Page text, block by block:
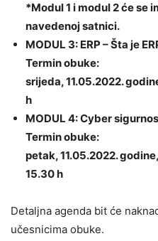
*Modul 1 i modul 2 će se
navedenoj satnici.
MODUL 3: ERP – Šta je
Termin obuke:
srijeda, 11.05.2022.
h
MODUL 4: Cyber
Termin obuke:
petak, 11.05.2022.
15.30 h
Detaljna agenda bit će
učesnicima obuke.